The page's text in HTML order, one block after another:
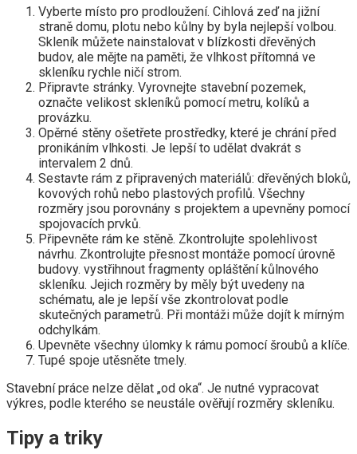
Vyberte místo pro prodloužení. Cihlová zeď na jižní
straně domu, plotu nebo kůlny by byla nejlepší volbou.
Skleník můžete nainstalovat v blízkosti dřevěných
budov, ale mějte na paměti, že vlhkost přítomná ve
skleníku rychle ničí strom.
Připravte stránky. Vyrovnejte stavební pozemek,
označte velikost skleníků pomocí metru, kolíků a
provázku.
Opěrné stěny ošetřete prostředky, které je chrání před
pronikáním vlhkosti. Je lepší to udělat dvakrát s
intervalem 2 dnů.
Sestavte rám z připravených materiálů: dřevěných bloků,
kovových rohů nebo plastových profilů. Všechny
rozměry jsou porovnány s projektem a upevněny pomocí
spojovacích prvků.
Připevněte rám ke stěně. Zkontrolujte spolehlivost
návrhu. Zkontrolujte přesnost montáže pomocí úrovně
budovy. vystřihnout fragmenty opláštění kůlnového
skleníku. Jejich rozměry by měly být uvedeny na
schématu, ale je lepší vše zkontrolovat podle
skutečných parametrů. Při montáži může dojít k mírným
odchylkám.
Upevněte všechny úlomky k rámu pomocí šroubů a klíče.
Tupé spoje utěsněte tmely.
Stavební práce nelze dělat „od oka“. Je nutné vypracovat
výkres, podle kterého se neustále ověřují rozměry skleníku.
Tipy a triky